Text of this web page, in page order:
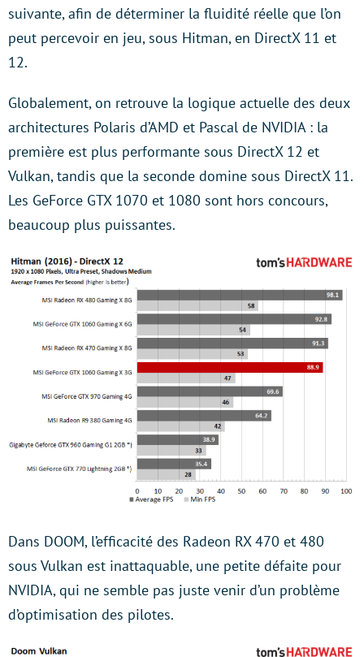
suivante, afin de déterminer la fluidité réelle que l’on
peut percevoir en jeu, sous Hitman, en DirectX 11 et
12.
Globalement, on retrouve la logique actuelle des deux
architectures Polaris d’AMD et Pascal de NVIDIA : la
première est plus performante sous DirectX 12 et
Vulkan, tandis que la seconde domine sous DirectX 11.
Les GeForce GTX 1070 et 1080 sont hors concours,
beaucoup plus puissantes.
Dans DOOM, l’efficacité des Radeon RX 470 et 480
sous Vulkan est inattaquable, une petite défaite pour
NVIDIA, qui ne semble pas juste venir d’un problème
d’optimisation des pilotes.